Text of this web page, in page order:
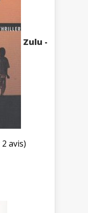
Zulu -
avis)